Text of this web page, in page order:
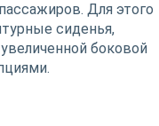
Для этого
сиденья,
боковой